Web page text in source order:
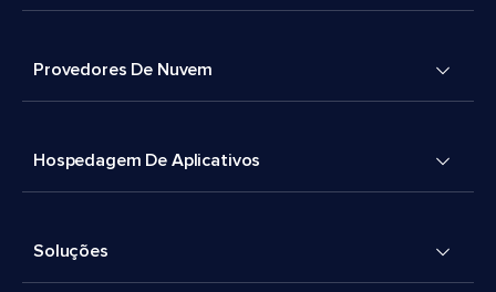
Provedores De Nuvem
Hospedagem De Aplicativos
Soluções